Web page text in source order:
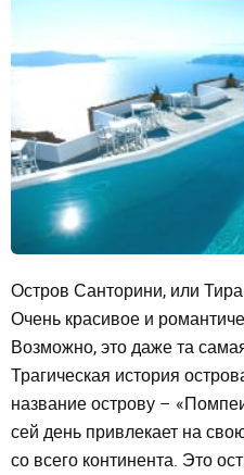
Остров Санторини, или
Очень красивое и
Возможно, это даже та
Трагическая история
название острову –
сей день привлекает на
со всего континента. Это